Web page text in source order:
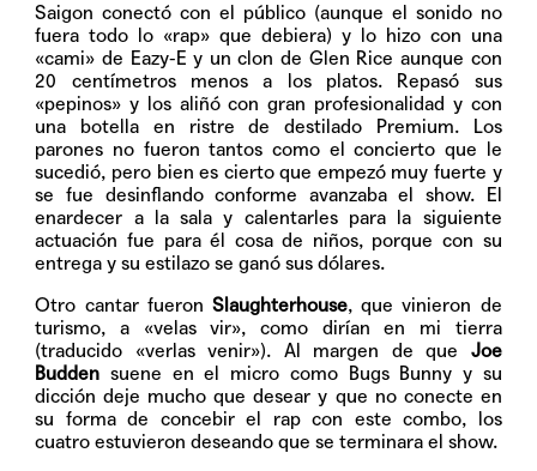
Saigon conectó con el público (aunque el sonido no
fuera todo lo «rap» que debiera) y lo hizo con una
«cami» de Eazy-E y un clon de Glen Rice aunque con
20 centímetros menos a los platos. Repasó sus
«pepinos» y los aliñó con gran profesionalidad y con
una botella en ristre de destilado Premium. Los
parones no fueron tantos como el concierto que le
sucedió, pero bien es cierto que empezó muy fuerte y
se fue desinflando conforme avanzaba el show. El
enardecer a la sala y calentarles para la siguiente
actuación fue para él cosa de niños, porque con su
entrega y su estilazo se ganó sus dólares.
Otro cantar fueron Slaughterhouse, que vinieron de
turismo, a «velas vir», como dirían en mi tierra
(traducido «verlas venir»). Al margen de que Joe
Budden suene en el micro como Bugs Bunny y su
dicción deje mucho que desear y que no conecte en
su forma de concebir el rap con este combo, los
cuatro estuvieron deseando que se terminara el show.